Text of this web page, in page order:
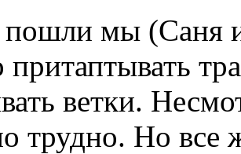
пошли мы (Саня
ветки.
трудно. Но все